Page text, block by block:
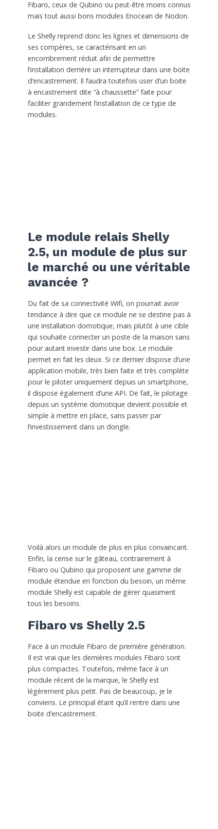
Fibaro, ceux de Qubino ou peut-être moins connus
mais tout aussi bons modules Enocean de Nodon.
Le Shelly reprend donc les lignes et dimensions de
ses compères, se caractérisant en un
encombrement réduit afin de permettre
l’installation derrière un interrupteur dans une boite
d’encastrement. Il faudra toutefois user d’un boite
à encastrement dite “à chaussette” faite pour
faciliter grandement l’installation de ce type de
modules.
Le module relais Shelly
2.5, un module de plus sur
le marché ou une véritable
avancée ?
Du fait de sa connectivité Wifi, on pourrait avoir
tendance à dire que ce module ne se destine pas à
une installation domotique, mais plutôt à une cible
qui souhaite connecter un poste de la maison sans
pour autant investir dans une box. Le module
permet en fait les deux. Si ce dernier dispose d’une
application mobile, très bien faite et très complète
pour le piloter uniquement depuis un smartphone,
il dispose également d’une API. De fait, le pilotage
depuis un système domotique devient possible et
simple à mettre en place, sans passer par
l’investissement dans un dongle.
Voilà alors un module de plus en plus convaincant.
Enfin, la cerise sur le gâteau, contrairement à
Fibaro ou Qubino qui proposent une gamme de
module étendue en fonction du besoin, un même
module Shelly est capable de gérer quasiment
tous les besoins.
Fibaro vs Shelly 2.5
Face à un module Fibaro de première génération.
Il est vrai que les dernières modules Fibaro sont
plus compactes. Toutefois, même face à un
module récent de la marque, le Shelly est
légèrement plus petit. Pas de beaucoup, je le
conviens. Le principal étant qu’il rentre dans une
boite d’encastrement.